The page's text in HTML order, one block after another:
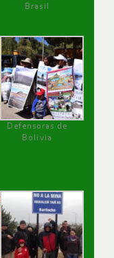
Brasil
Defensoras de
Bolivia